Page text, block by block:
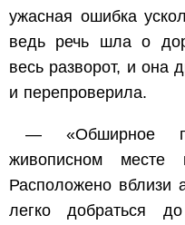
ужасная ошибка
ведь речь шла о
весь разворот, и она
и перепроверила.
— «Обширное
живописном месте
Расположено вблизи
легко добраться